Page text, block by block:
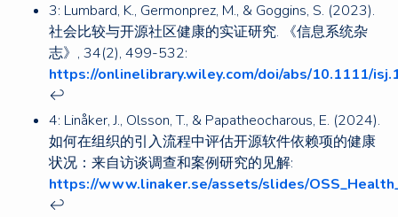
3: Lumbard, K., Germonprez, M., & Goggins, S. (2023).
社会比较与开源社区健康的实证研究. 《信息系统杂
志》, 34(2), 499-532:
https://onlinelibrary.wiley.com/doi/abs/10.1111/
↩
4: Linåker, J., Olsson, T., & Papatheocharous, E. (2024).
如何在组织的引入流程中评估开源软件依赖项的健康
状况：来自访谈调查和案例研究的见解:
https://www.linaker.se/assets/slides/
↩